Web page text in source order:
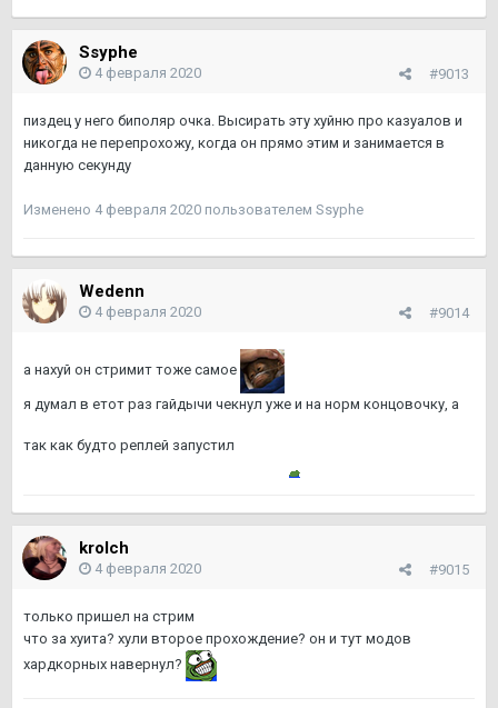
Ssyphe
#9013
4 февраля 2020
пиздец у него биполяр очка. Высирать эту хуйню про казуалов и
никогда не перепрохожу, когда он прямо этим и занимается в
данную секунду
Изменено 4 февраля 2020 пользователем Ssyphe
Wedenn
#9014
4 февраля 2020
а нахуй он стримит тоже самое
я думал в етот раз гайдычи чекнул уже и на норм концовочку, а
так как будто реплей запустил
krolch
#9015
4 февраля 2020
только пришел на стрим
что за хуита? хули второе прохождение? он и тут модов
хардкорных навернул?